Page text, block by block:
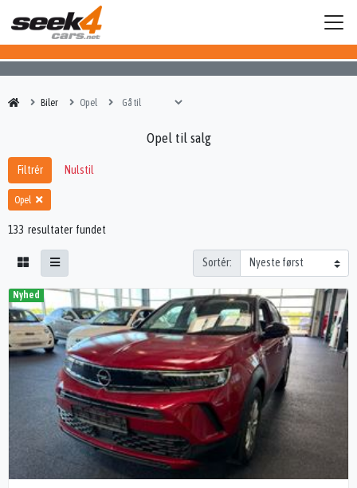
Biler Opel
Opel til salg
Filtrér Nulstil
Opel
133 resultater fundet
Sortér:
Nyhed